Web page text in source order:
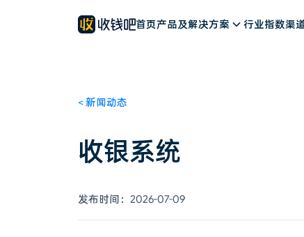
首页产品及解决方案
餐饮解决方案零售解决方案文旅解决方案其他行
行业指数渠
公司简介新闻动态客户案例联系我们加入我们
<新闻动态
收银系统
发布时间： 2026-07-09